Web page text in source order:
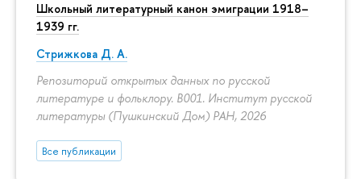
Школьный литературный канон эмиграции 1918–
1939 гг.
Стрижкова Д. А.
Репозиторий открытых данных по русской
литературе и фольклору. B001. Институт русской
литературы (Пушкинский Дом) РАН, 2026
Все публикации